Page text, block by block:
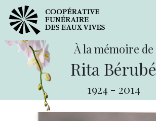
À la mémoire de
Rita Bérubé
1924 - 2014